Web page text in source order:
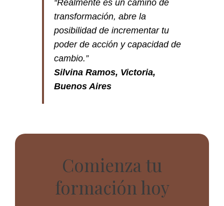
“Realmente es un camino de
transformación, abre la
posibilidad de incrementar tu
poder de acción y capacidad de
cambio.”
Silvina Ramos, Victoria,
Buenos Aires
Comienza tu
formación hoy